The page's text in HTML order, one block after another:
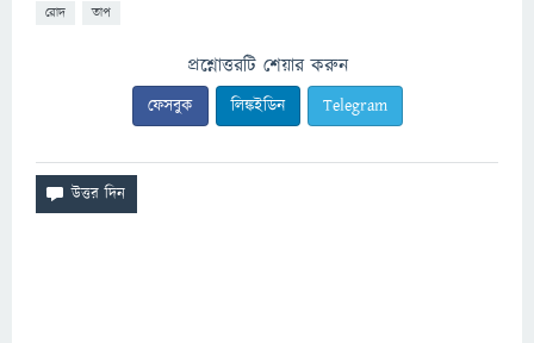
রোদ তাপ
প্রশ্নোত্তরটি শেয়ার করুন
ফেসবুক লিঙ্কইডিন Telegram